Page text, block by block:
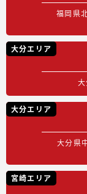
福岡県
大分エリア
大分エリア
大分県
宮崎エリア